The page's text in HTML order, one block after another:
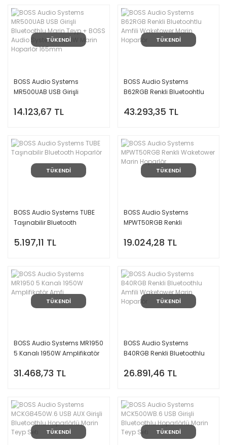
TÜKENDİ
BOSS Audio Systems
MR500UAB USB Girişli
BOSS Audio Systems MR6W
14.123,67 TL
TÜKENDİ
BOSS Audio Systems
B62RGB Renkli Bluetoohtlu
Hoparlör
43.293,35 TL
TÜKENDİ
BOSS Audio Systems TUBE
Taşınabilir Bluetooth
5.197,11 TL
TÜKENDİ
BOSS Audio Systems
MPWT50RGB Renkli
19.024,28 TL
TÜKENDİ
BOSS Audio Systems MR1950
5 Kanalı 1950W Amplifikatör
31.468,73 TL
TÜKENDİ
BOSS Audio Systems
B40RGB Renkli Bluetoothlu
Hoparlör
26.891,46 TL
TÜKENDİ TÜKENDİ